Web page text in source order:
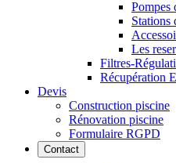
Pompes
Stations
Les
Filtres-
Récupération
Devis
Construction piscine
Rénovation piscine
Formulaire RGPD
Contact